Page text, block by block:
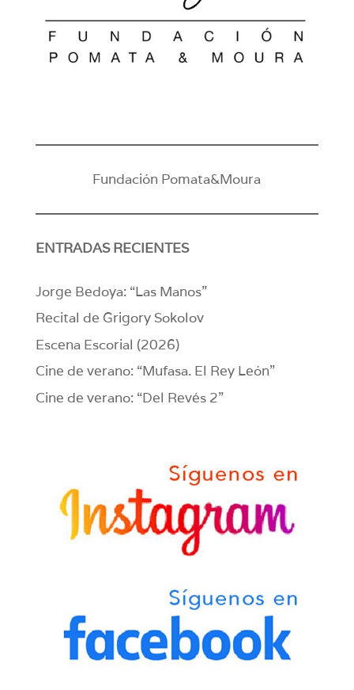
Fundación Pomata&Moura
ENTRADAS RECIENTES
Jorge Bedoya: “Las Manos”
Recital de Grigory Sokolov
Escena Escorial (2026)
Cine de verano: “Mufasa. El Rey León”
Cine de verano: “Del Revés 2”